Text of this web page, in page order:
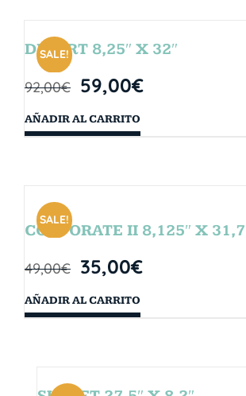
SALE!
DESERT 8,25″ X 32″
92,00€ 59,00€
AÑADIR AL CARRITO
SALE!
CORPORATE II 8,125″ X
49,00€ 35,00€
AÑADIR AL CARRITO